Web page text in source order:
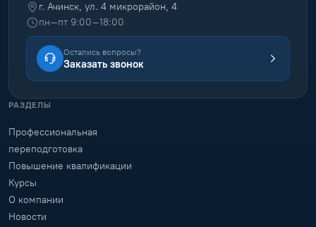
г. Ачинск, ул. 4 микрорайон, 4
пн–пт 9:00–18:00
Остались вопросы?
Заказать звонок
РАЗДЕЛЫ
Профессиональная
переподготовка
Повышение квалификации
Курсы
О компании
Новости